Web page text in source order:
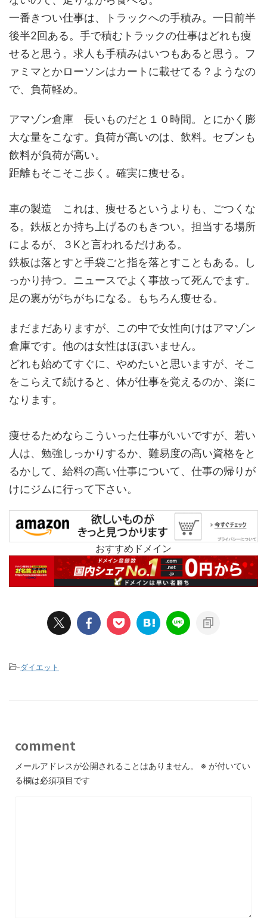
一番きつい仕事は、トラックへの手積み。一日前半
後半2回ある。手で積むトラックの仕事はどれも痩
せると思う。求人も手積みはいつもあると思う。フ
ァミマとかローソンはカートに載せてる？ようなの
で、負荷軽め。
アマゾン倉庫 長いものだと１０時間。とにかく膨
大な量をこなす。負荷が高いのは、飲料。セブンも
飲料が負荷が高い。
距離もそこそこ歩く。確実に痩せる。
車の製造 これは、痩せるというよりも、ごつくな
る。鉄板とか持ち上げるのもきつい。担当する場所
によるが、３Kと言われるだけある。
鉄板は落とすと手袋ごと指を落とすこともある。し
っかり持つ。ニュースでよく事故って死んでます。
足の裏ががちがちになる。もちろん痩せる。
まだまだありますが、この中で女性向けはアマゾン
倉庫です。他のは女性はほぼいません。
どれも始めてすぐに、やめたいと思いますが、そこ
をこらえて続けると、体が仕事を覚えるのか、楽に
なります。
痩せるためならこういった仕事がいいですが、若い
人は、勉強しっかりするか、難易度の高い資格をと
るかして、給料の高い仕事について、仕事の帰りが
けにジムに行って下さい。
おすすめドメイン
-ダイエット
comment
メールアドレスが公開されることはありません。 ※ が付いてい
る欄は必須項目です